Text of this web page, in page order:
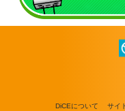
DiCEについて サイ